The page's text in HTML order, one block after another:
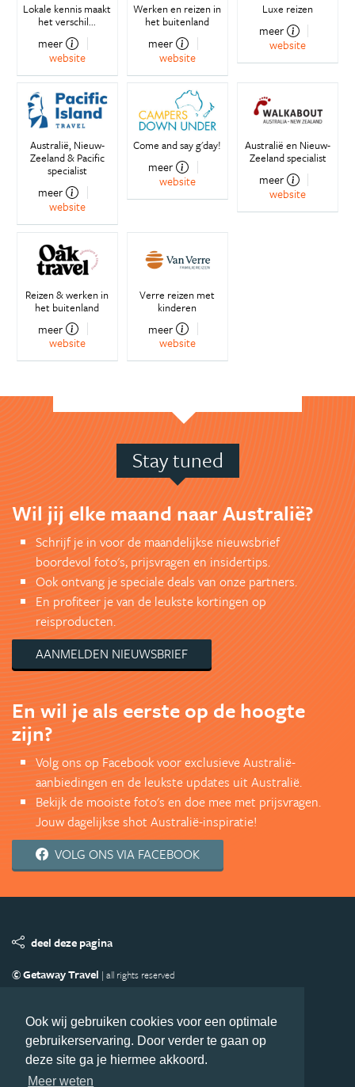
Ook wij gebruiken cookies voor een optimale
gebruikerservaring. Door verder te gaan op
deze site ga je hiermee akkoord.
Meer weten
Lokale kennis maakt
het verschil...
meer
website
Werken en reizen in
het buitenland
meer
website
Luxe reizen
meer
website
Australië, Nieuw-
Zeeland & Pacific
specialist
meer
website
Come and say g'day!
meer
website
Australië en Nieuw-
Zeeland specialist
meer
website
Reizen & werken in
het buitenland
meer
website
Verre reizen met
kinderen
meer
website
Stay tuned
Wil jij elke maand naar Australië?
Schrijf je in voor de maandelijkse nieuwsbrief
boordevol foto's, prijsvragen en insidertips.
Ook ontvang je speciale deals van onze partners.
En profiteer je van de leukste kortingen op
reisproducten.
AANMELDEN NIEUWSBRIEF
En wil je als eerste op de hoogte
zijn?
Volg ons op Facebook voor exclusieve Australië-
aanbiedingen en de leukste updates uit Australië.
Bekijk de mooiste foto's en doe mee met prijsvragen.
Jouw dagelijkse shot Australië-inspiratie!
VOLG ONS VIA FACEBOOK
deel deze pagina
© Getaway Travel | all rights reserved
Copyright
Privacy statement Disclaimer
Cookies
Volg Australie.nl
Nieuwsbrief
Facebook